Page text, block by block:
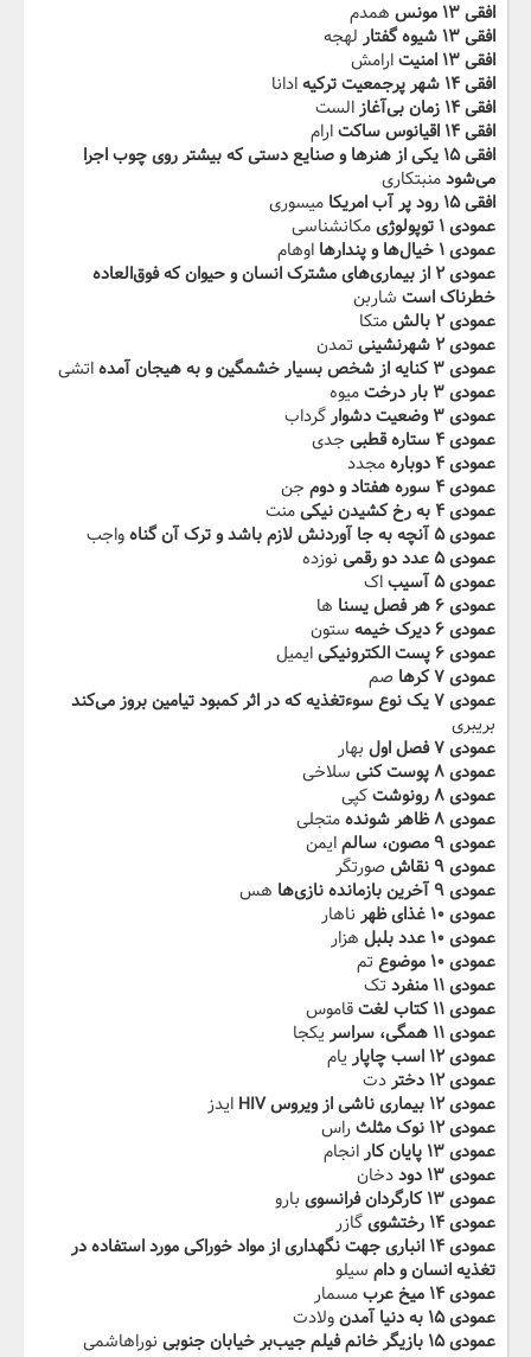
افقی ۱۳ مونس
همدم
افقی ۱۳ شیوه گفتار
لهجه
افقی ۱۳ امنیت‬‫
ارامش
افقی ۱۴ شهر پرجمعیت ترکیه
ادانا
افقی ۱۴ زمان بی‌آغاز
الست
افقی ۱۴ اقیانوس ساکت‬‫
ارام
افقی ۱۵ یکی از هنرها و صنایع دستی که بیشتر روی چوب اجرا
می‌شودمنبتکاری
افقی ۱۵ رود پر آب امریکا‬
میسوری
عمودی ۱ توپولوژی
مکانشناسی
عمودی ۱ خیال‌ها و پندارها
اوهام
عمودی ۲ از بیماری‌های مشترک انسان و حیوان که فوق‌العاده
خطرناک است شاربن
عمودی ۲ بالش‬‬‫
متکا
عمودی ۲ شهرنشینی‬‫
تمدن
عمودی ۳ کنایه از شخص بسیار خشمگین و به هیجان آمده
اتشی
عمودی ۳ بار درخت
میوه
عمودی ۳ وضعیت‬ ‫دشوار‬‫
گرداب
عمودی ۴ ستاره قطبی
جدی
عمودی ۴ دوباره
مجدد
عمودی ۴ سوره هفتاد و دوم
جن
عمودی ۴ به رخ کشیدن نیکی‬‫
منت
عمودی ۵ آنچه به جا آوردنش لازم باشد و ترک آن گناه
واجب
عمودی ۵ عدد دو رقمی
نوزده
عمودی ۵ آسیب‬‫
اک
عمودی ۶ هر فصل یسنا
ها
عمودی ۶ دیرک خیمه
ستون
عمودی ۶ پست الکترونیکی‬‫
ایمیل
عمودی ۷ کرها
صم
عمودی ۷ یک نوع سوءتغذیه که در اثر کمبود تیامین بروز می‌کند
بریبری
عمودی ۷ فصل اول‬‫
بهار
عمودی ۸ پوست کنی
سلاخی
عمودی ۸ رونوشت
کپی
عمودی ۸ ظاهر شونده‬‫
متجلی
عمودی ۹ مصون، سالم
ایمن
عمودی ۹ نقاش
صورتگر
عمودی ۹ آخرین بازمانده نازی‌ها
هس
عمودی ۱۰ غذای ظهر
ناهار
عمودی ۱۰ عدد بلبل
هزار
عمودی ۱۰ موضوع‬‫
تم
عمودی ۱۱ منفرد
تک
عمودی ۱۱ کتاب لغت
قاموس
عمودی ۱۱ همگی، سراسر‬‫
یکجا
عمودی ۱۲ اسب چاپار
یام
عمودی ۱۲ دختر‬
دت
عمودی ۱۲ بیماری ناشی از ویروس HIV
ایدز
عمودی ۱۲ نوک مثلث
راس
عمودی ۱۳ پایان کار
انجام
عمودی ۱۳ دود
دخان
عمودی ۱۳ کارگردان فرانسوی
بارو
عمودی ۱۴ رختشوی
گازر
عمودی ۱۴ انباری جهت نگهداری از مواد خوراکی مورد استفاده در
تغذیه انسان و دام سیلو
عمودی ۱۴ میخ عرب
مسمار
عمودی ۱۵ به دنیا آمدن
ولادت
عمودی ۱۵ بازیگر خانم فیلم جیب‌بر خیابان جنوبی
نوراهاشمی